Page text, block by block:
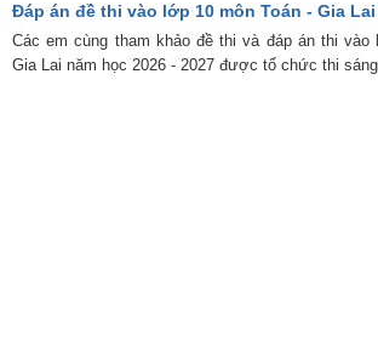
Đáp án đề thi vào lớp 10 môn Toán - Gia Lai
Các em cùng tham khảo đề thi và đáp án thi vào
Gia Lai năm học 2026 - 2027 được tổ chức thi